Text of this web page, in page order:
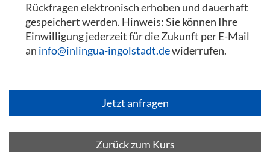
Rückfragen elektronisch erhoben und dauerhaft
gespeichert werden. Hinweis: Sie können Ihre
Einwilligung jederzeit für die Zukunft per E-Mail
an info@inlingua-ingolstadt.dewiderrufen.
Zurück zum Kurs